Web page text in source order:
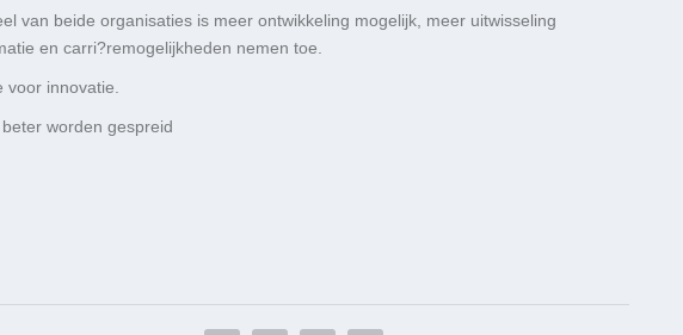
van beide organisaties is meer ontwikkeling mogelijk, meer uitwisseling
en carri?remogelijkheden nemen toe.
voor innovatie.
worden gespreid